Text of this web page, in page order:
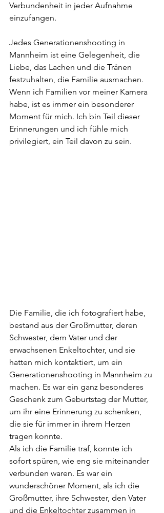
Verbundenheit in jeder Aufnahme
einzufangen.
Jedes Generationenshooting in
Mannheim ist eine Gelegenheit, die
Liebe, das Lachen und die Tränen
festzuhalten, die Familie ausmachen.
Wenn ich Familien vor meiner Kamera
habe, ist es immer ein besonderer
Moment für mich. Ich bin Teil dieser
Erinnerungen und ich fühle mich
privilegiert, ein Teil davon zu sein.
Die Familie, die ich fotografiert habe,
bestand aus der Großmutter, deren
Schwester, dem Vater und der
erwachsenen Enkeltochter, und sie
hatten mich kontaktiert, um ein
Generationenshooting in Mannheim zu
machen. Es war ein ganz besonderes
Geschenk zum Geburtstag der Mutter,
um ihr eine Erinnerung zu schenken,
die sie für immer in ihrem Herzen
tragen konnte.
Als ich die Familie traf, konnte ich
sofort spüren, wie eng sie miteinander
verbunden waren. Es war ein
wunderschöner Moment, als ich die
Großmutter, ihre Schwester, den Vater
und die Enkeltochter zusammen in